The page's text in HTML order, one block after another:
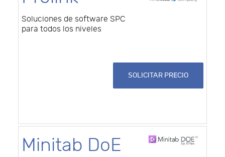
Soluciones de software SPC
para todos los niveles
SOLICITAR PRECIO
Minitab DoE